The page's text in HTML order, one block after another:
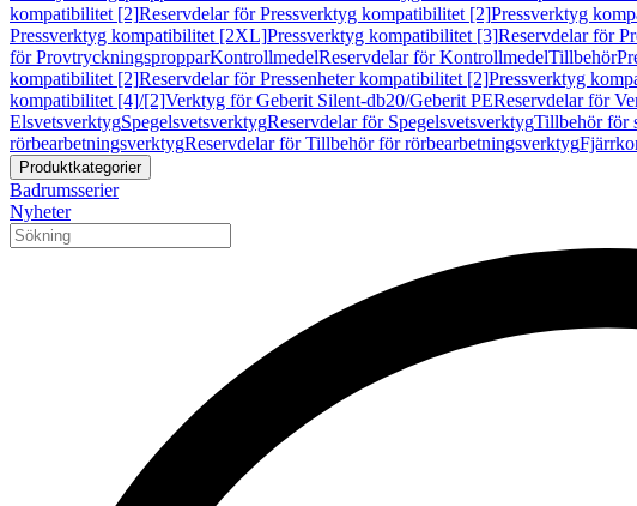
kompatibilitet [2]Reservdelar för Pressverktyg kompatibilitet [2]Pressverktyg
Pressverktyg kompatibilitet [2XL]Pressverktyg kompatibilitet [3]Reservdelar för
för ProvtryckningspropparKontrollmedelReservdelar för KontrollmedelTillbehör
kompatibilitet [2]Reservdelar för Pressenheter kompatibilitet [2]Pressverktyg
kompatibilitet [4]/[2]Verktyg för Geberit Silent-db20/Geberit PEReservdelar för
ElsvetsverktygSpegelsvetsverktygReservdelar för SpegelsvetsverktygTillbehör för
rörbearbetningsverktygReservdelar för Tillbehör för rörbearbetningsverktyg
Produktkategorier
Badrumsserier
Nyheter